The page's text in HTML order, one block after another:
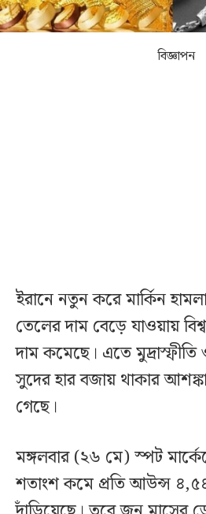
বিজ্ঞাপন
ইরানে নতুন করে মার্কিন
তেলের দাম বেড়ে যাওয়ায়
দাম কমেছে। এতে
সুদের হার বজায় থাকার
গেছে।
মঙ্গলবার (২৬ মে) স্পট
শতাংশ কমে প্রতি আউন্স